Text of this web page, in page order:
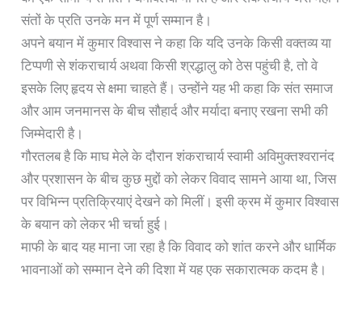
संतों के प्रति उनके मन में पूर्ण सम्मान है।
अपने बयान में कुमार विश्वास ने कहा कि यदि उनके किसी वक्तव्य या
टिप्पणी से शंकराचार्य अथवा किसी श्रद्धालु को ठेस पहुंची है, तो वे
इसके लिए हृदय से क्षमा चाहते हैं। उन्होंने यह भी कहा कि संत समाज
और आम जनमानस के बीच सौहार्द और मर्यादा बनाए रखना सभी की
जिम्मेदारी है।
गौरतलब है कि माघ मेले के दौरान शंकराचार्य स्वामी अविमुक्तश्वरानंद
और प्रशासन के बीच कुछ मुद्दों को लेकर विवाद सामने आया था, जिस
पर विभिन्न प्रतिक्रियाएं देखने को मिलीं। इसी क्रम में कुमार विश्वास
के बयान को लेकर भी चर्चा हुई।
माफी के बाद यह माना जा रहा है कि विवाद को शांत करने और धार्मिक
भावनाओं को सम्मान देने की दिशा में यह एक सकारात्मक कदम है।